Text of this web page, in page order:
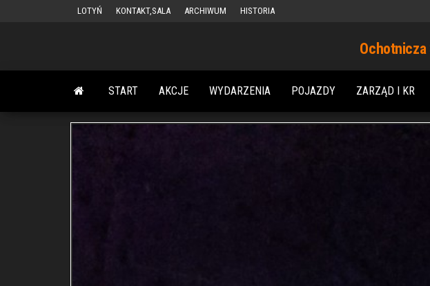
LOTYŃ KONTAKT,SALA ARCHIWUM HISTORIA
Ochotnicza
START AKCJE WYDARZENIA POJAZDY ZARZĄD I KR